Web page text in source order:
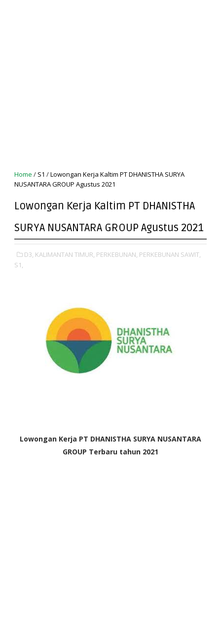
Home / S1 /Lowongan Kerja Kaltim PT DHANISTHA SURYA
NUSANTARA GROUP Agustus 2021
Lowongan Kerja Kaltim PT DHANISTHA
SURYA NUSANTARA GROUP Agustus 2021
D3, KALIMANTAN TIMUR, PERKEBUNAN, PERKEBUNAN SAWIT,
S1,
Lowongan Kerja PT DHANISTHA SURYA NUSANTARA
GROUP Terbaru tahun 2021